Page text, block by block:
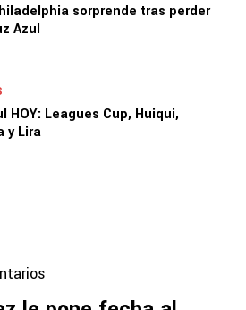
sorprende tras perder
Azul
HOY: Leagues Cup, Huiqui,
y Lira